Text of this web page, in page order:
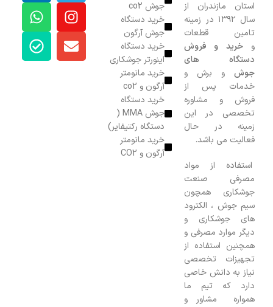
استان مازندران از
سال ۱۳۹۲ در زمینه
تامین قطعات
وخرید و فروش
دستگاه های
جوش و برش و
خدمات پس از
فروش و مشاوره
تخصصی در این
زمینه در حال
فعالیت می باشد.
استفاده از مواد
مصرفی صنعت
جوشکاری همچون
سیم جوش ، الکترود
های جوشکاری و
دیگر موارد مصرفی و
همچنین استفاده از
تجهیزات تخصصی
نیاز به دانش خاصی
دارد که تیم ما
همواره مشاور و
جوش co2
خرید دستگاه
جوش آرگون
خرید دستگاه
اینورتر جوشکاری
خرید مانومتر
آرگون و co2
خرید دستگاه
جوش MMA (
دستگاه رکتیفایر)
خرید مانومتر
آرگون و CO2